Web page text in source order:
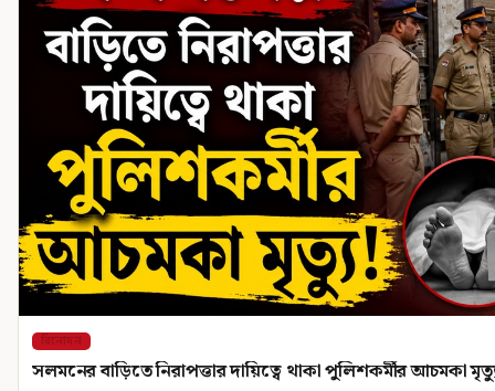
বিনোদন
সলমনের বাড়িতে নিরাপত্তার দায়িত্বে থাকা পুলিশকর্মীর আচমকা